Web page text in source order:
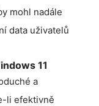
mohl nadále
data uživatelů
11
a
li efektivně